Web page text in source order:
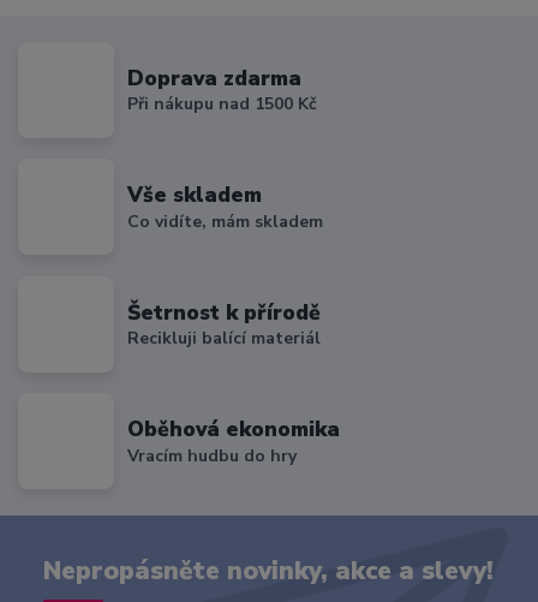
Doprava zdarma
Při nákupu nad 1500 Kč
Vše skladem
Co vidíte, mám skladem
Šetrnost k přírodě
Recikluji balící materiál
Oběhová ekonomika
Vracím hudbu do hry
Nepropásněte novinky, akce a slevy!